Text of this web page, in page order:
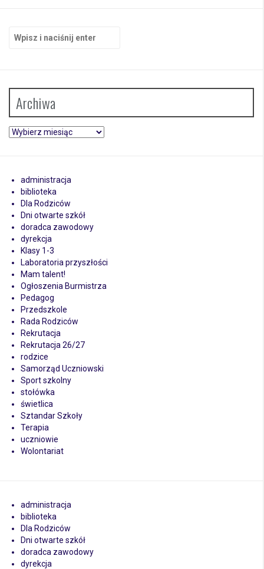
Archiwa
Archiwa
administracja
biblioteka
Dla Rodziców
Dni otwarte szkół
doradca zawodowy
dyrekcja
Klasy 1-3
Laboratoria przyszłości
Mam talent!
Ogłoszenia Burmistrza
Pedagog
Przedszkole
Rada Rodziców
Rekrutacja
Rekrutacja 26/27
rodzice
Samorząd Uczniowski
Sport szkolny
stołówka
świetlica
Sztandar Szkoły
Terapia
uczniowie
Wolontariat
administracja
biblioteka
Dla Rodziców
Dni otwarte szkół
doradca zawodowy
dyrekcja